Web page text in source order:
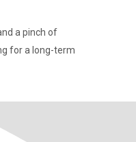
a pinch of
for a long-term